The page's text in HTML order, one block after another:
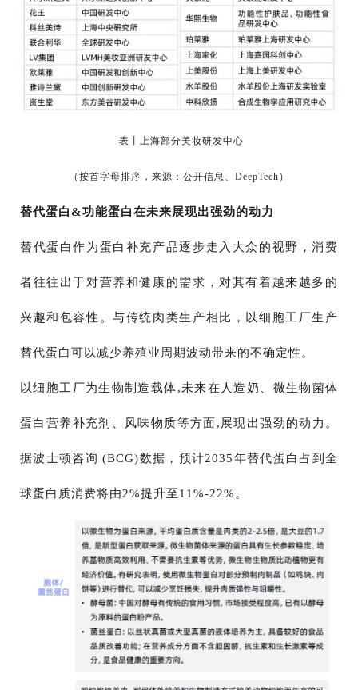
表丨上海部分美妆研发中心
（按首字母排序，来源：公开信息、DeepTech）
替代蛋白&功能蛋白在未来展现出强劲的动力
替代蛋白作为蛋白补充产品逐步走入大众的视野，消费
者往往出于对营养和健康的需求，对其有着越来越多的
兴趣和包容性。与传统肉类生产相比，以细胞工厂生产
替代蛋白可以减少养殖业周期波动带来的不确定性。
以细胞工厂为生物制造载体,未来在人造奶、微生物菌体
蛋白营养补充剂、风味物质等方面,展现出强劲的动力。
据波士顿咨询 (BCG)数据，预计2035年替代蛋白占到全
球蛋白质消费将由2%提升至11%-22%。